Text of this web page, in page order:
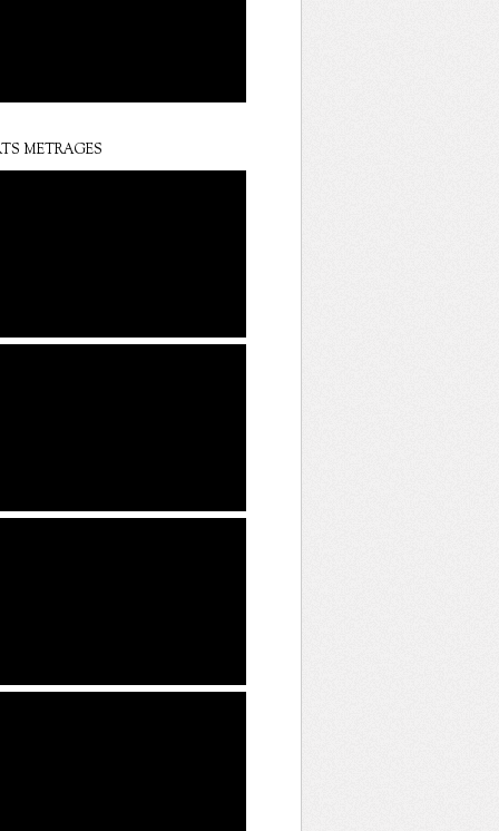
METRAGES